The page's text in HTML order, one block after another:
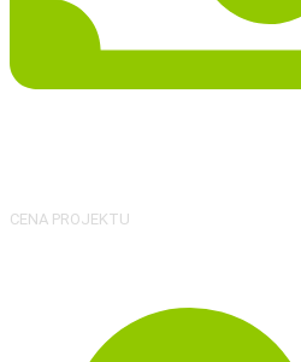
CENA PROJEKTU